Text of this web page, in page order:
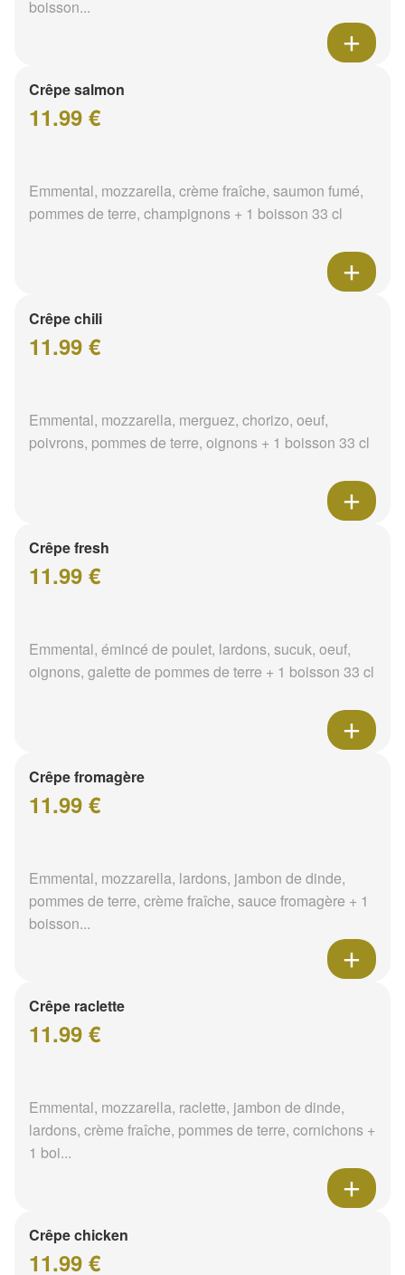
boisson...
Crêpe salmon
11.99 €
Emmental, mozzarella, crème fraîche, saumon fumé,
pommes de terre, champignons + 1 boisson 33 cl
Crêpe chili
11.99 €
Emmental, mozzarella, merguez, chorizo, oeuf,
poivrons, pommes de terre, oignons + 1 boisson 33 cl
Crêpe fresh
11.99 €
Emmental, émincé de poulet, lardons, sucuk, oeuf,
oignons, galette de pommes de terre + 1 boisson 33 cl
Crêpe fromagère
11.99 €
Emmental, mozzarella, lardons, jambon de dinde,
pommes de terre, crème fraîche, sauce fromagère + 1
boisson...
Crêpe raclette
11.99 €
Emmental, mozzarella, raclette, jambon de dinde,
lardons, crème fraîche, pommes de terre, cornichons +
1 boi...
Crêpe chicken
11.99 €